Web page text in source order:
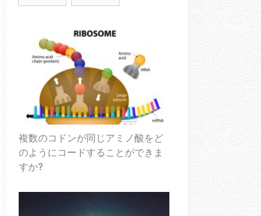
複数のコドンが同じアミノ酸をど
のようにコードすることができま
すか?